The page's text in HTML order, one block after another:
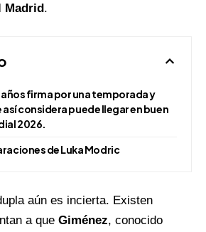
Madrid.
años firma por una temporada y
considera puede llegar en buen
2026.
de Luka Modric
aún es incierta. Existen
a que Giménez, conocido